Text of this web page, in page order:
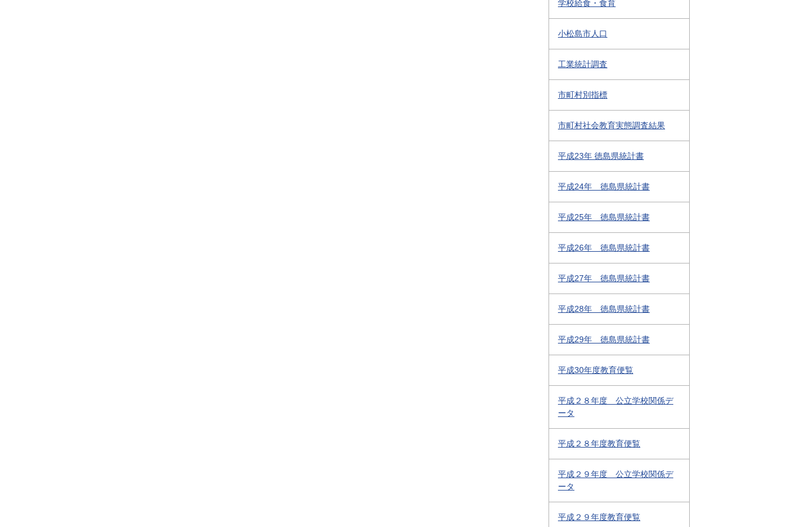
学校給食・食育
小松島市人口
工業統計調査
市町村別指標
市町村社会教育実態調査結果
平成23年 徳島県統計書
平成24年 徳島県統計書
平成25年 徳島県統計書
平成26年 徳島県統計書
平成27年 徳島県統計書
平成28年 徳島県統計書
平成29年 徳島県統計書
平成30年度教育便覧
平成２８年度 公立学校関係デ
ータ
平成２８年度教育便覧
平成２９年度 公立学校関係デ
ータ
平成２９年度教育便覧